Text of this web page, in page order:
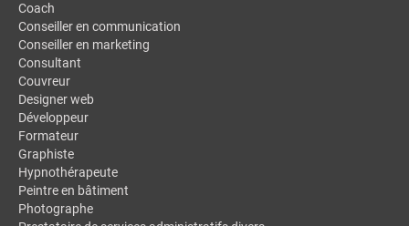
Coach
Conseiller en communication
Conseiller en marketing
Consultant
Couvreur
Designer web
Développeur
Formateur
Graphiste
Hypnothérapeute
Peintre en bâtiment
Photographe